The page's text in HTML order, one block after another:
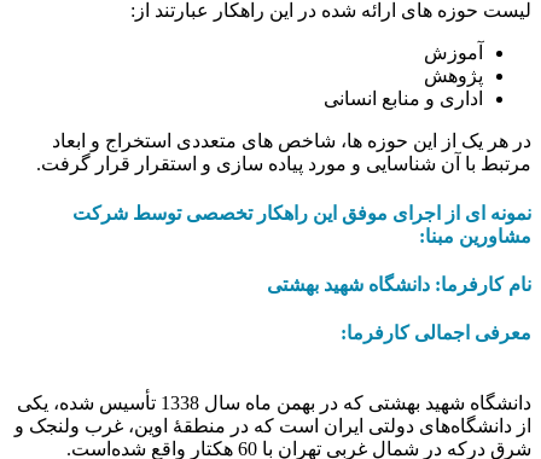
لیست حوزه های ارائه شده در این راهکار عبارتند از:
آموزش
پژوهش
اداری و منابع انسانی
در هر یک از این حوزه ها، شاخص های متعددی استخراج و ابعاد
مرتبط با آن شناسایی و مورد پیاده سازی و استقرار قرار گرفت.
نمونه ای از اجرای موفق این راهکار تخصصی توسط شرکت
مشاورین مبنا:
نام کارفرما: دانشگاه شهید بهشتی
معرفی اجمالی کارفرما:
دانشگاه شهید بهشتی که در بهمن ماه سال 1338 تأسيس شده، یکی
از دانشگاه‌های دولتی ایران است که در منطقهٔ اوین، غرب ولنجک و
شرق درکه در شمال غربی تهران با 60 هکتار واقع شده‌است.